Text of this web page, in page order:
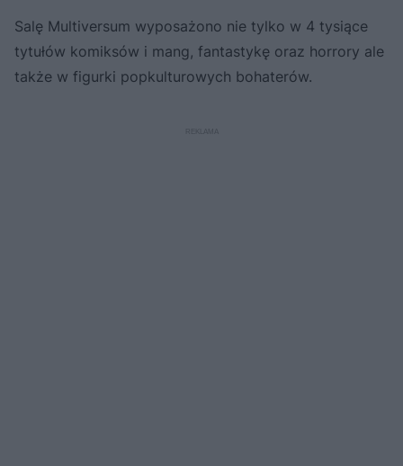
Salę Multiversum wyposażono nie tylko w 4 tysiące
tytułów komiksów i mang, fantastykę oraz horrory ale
także w figurki popkulturowych bohaterów.